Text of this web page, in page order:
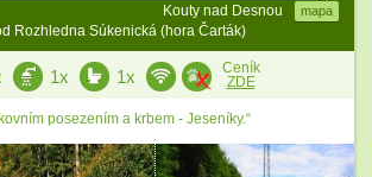
Kouty nad Desnou mapa
Rozhledna Súkenická (hora Čarták)
1x 1x
Ceník
ZDE
posezením a krbem - Jeseníky.“